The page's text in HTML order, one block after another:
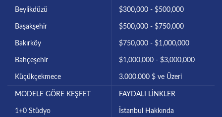
Beylikdüzü
Başakşehir
Bakırköy
Bahçeşehir
Küçükçekmece
$300,000 - $500,000
$500,000 - $750,000
$750,000 - $1,000,000
$1,000,000 - $3,000,000
3.000.000 $ ve Üzeri
MODELE GÖRE KEŞFET
1+0 Stüdyo
FAYDALI LİNKLER
İstanbul Hakkında